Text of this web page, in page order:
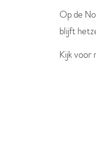
Op de
blijft
Kijk voor